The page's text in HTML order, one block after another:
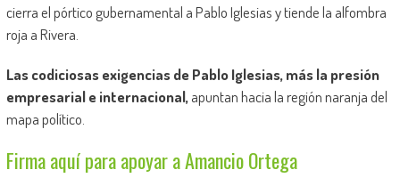
cierra el pórtico gubernamental a Pablo Iglesias y tiende la alfombra
roja a Rivera.
Las codiciosas exigencias de Pablo Iglesias, más la presión
empresarial e internacional, apuntan hacia la región naranja del
mapa político.
Firma aquí para apoyar a Amancio Ortega